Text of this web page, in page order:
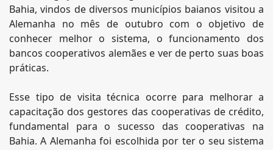
Bahia, vindos de diversos municípios baianos visitou a
Alemanha no mês de outubro com o objetivo de
conhecer melhor o sistema, o funcionamento dos
bancos cooperativos alemães e ver de perto suas boas
práticas.
Esse tipo de visita técnica ocorre para melhorar a
capacitação dos gestores das cooperativas de crédito,
fundamental para o sucesso das cooperativas na
Bahia. A Alemanha foi escolhida por ter o seu sistema